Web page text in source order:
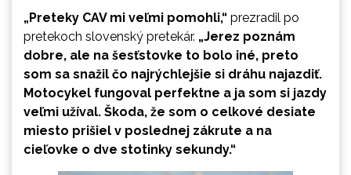
„Preteky CAV mi veľmi pomohli,“ prezradil po
pretekoch slovenský pretekár. „Jerez poznám
dobre, ale na šesťstovke to bolo iné, preto
som sa snažil čo najrýchlejšie si dráhu najazdiť.
Motocykel fungoval perfektne a ja som si jazdy
veľmi užíval. Škoda, že som o celkové desiate
miesto prišiel v poslednej zákrute a na
cieľovke o dve stotinky sekundy.“